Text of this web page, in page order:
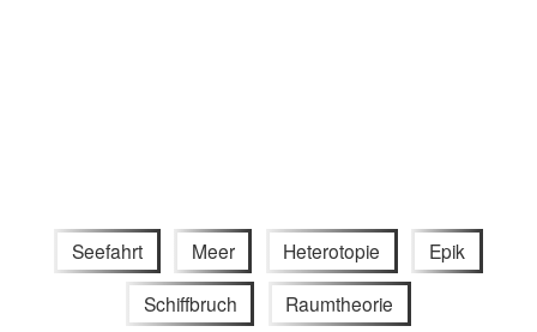
Seefahrt Meer Heterotopie Epik
Schiffbruch Raumtheorie